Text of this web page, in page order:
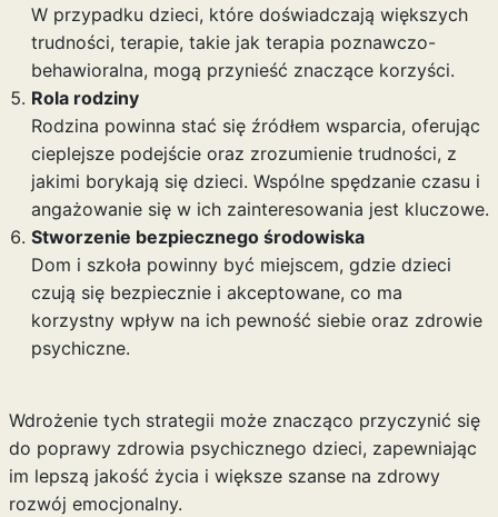
W przypadku dzieci, które doświadczają większych
trudności, terapie, takie jak terapia poznawczo-
behawioralna, mogą przynieść znaczące korzyści.
Rola rodziny
Rodzina powinna stać się źródłem wsparcia, oferując
cieplejsze podejście oraz zrozumienie trudności, z
jakimi borykają się dzieci. Wspólne spędzanie czasu i
angażowanie się w ich zainteresowania jest kluczowe.
Stworzenie bezpiecznego środowiska
Dom i szkoła powinny być miejscem, gdzie dzieci
czują się bezpiecznie i akceptowane, co ma
korzystny wpływ na ich pewność siebie oraz zdrowie
psychiczne.
Wdrożenie tych strategii może znacząco przyczynić się
do poprawy zdrowia psychicznego dzieci, zapewniając
im lepszą jakość życia i większe szanse na zdrowy
rozwój emocjonalny.